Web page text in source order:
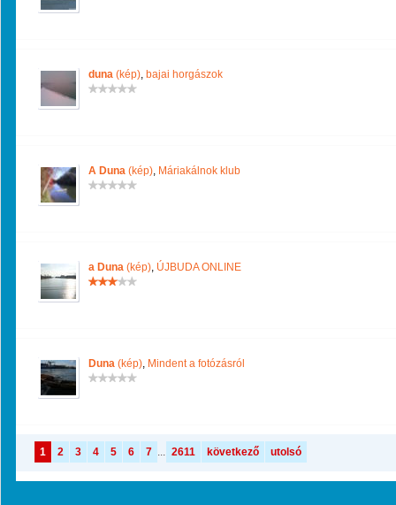
duna (kép), bajai horgászok
A Duna (kép), Máriakálnok klub
a Duna (kép), ÚJBUDA ONLINE
Duna (kép), Mindent a fotózásról
1 2 3 4 5 6 7 ... 2611 következő utolsó